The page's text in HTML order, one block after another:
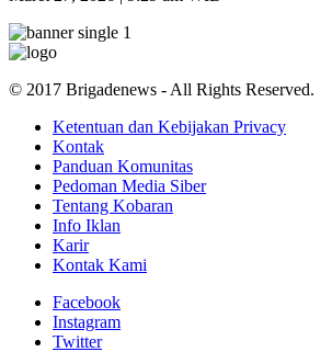
© 2017 Brigadenews - All Rights Reserved.
Ketentuan dan Kebijakan Privacy
Kontak
Panduan Komunitas
Pedoman Media Siber
Tentang Kobaran
Info Iklan
Karir
Kontak Kami
Facebook
Instagram
Twitter